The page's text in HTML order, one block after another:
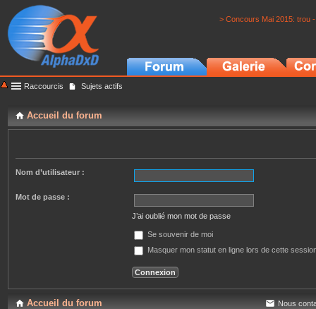
> Concours Mai 2015: trou
Raccourcis Sujets actifs
Accueil du forum
Nom d’utilisateur :
Mot de passe :
J’ai oublié mon mot de passe
Se souvenir de moi
Masquer mon statut en ligne lors de cette
Accueil du forum Nous